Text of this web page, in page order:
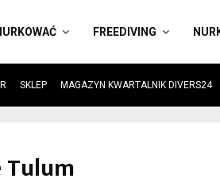
FREEDIVING
SKLEP MAGAZYN KWARTALNIK DIVERS24